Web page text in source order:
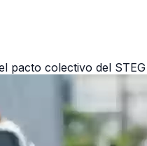
pacto colectivo del STEG